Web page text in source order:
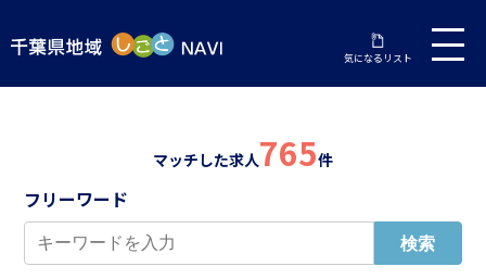
気になるリスト
マッチした求人765件
フリーワード